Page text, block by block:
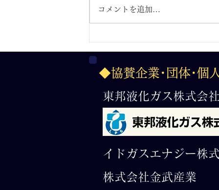
２０２６.７.３１フィットイ
球 全国選抜岐阜大会
コメントを追加…
◆協賛企業･団体･個
東邦液化ガス株式会
イドガスエナジー株
株式会社金武産業